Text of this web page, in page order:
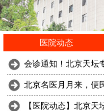
医院动态
会诊通知！北京天坛
北京名医月月来，便
【医院动态】北京